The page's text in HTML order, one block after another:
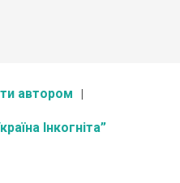
автором
Інкогніта”